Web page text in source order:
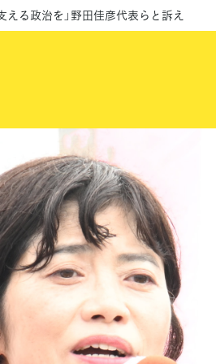
える政治を」野田佳彦代表らと訴え